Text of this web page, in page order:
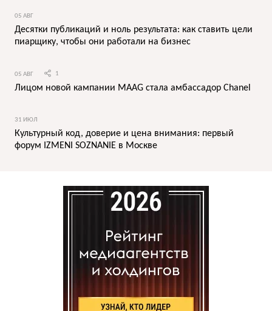
05 АВГ
Десятки публикаций и ноль результата: как ставить цели
пиарщику, чтобы они работали на бизнес
05 АВГ 1
Лицом новой кампании MAAG стала амбассадор Chanel
31 ИЮЛ
Культурный код, доверие и цена внимания: первый
форум IZMENI SOZNANIE в Москве